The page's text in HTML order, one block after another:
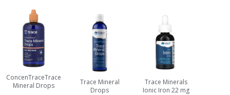
ConcenTraceTrace
Mineral Drops
Trace Mineral
Drops
Trace Minerals
Ionic Iron 22 mg